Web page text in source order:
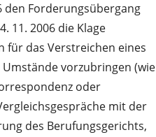
den Forderungsübergang
11. 2006 die Klage
für das Verstreichen eines
vorzubringen (wie
oder
mit der
des Berufungsgerichts,